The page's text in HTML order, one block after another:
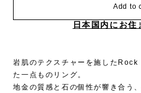
Add to
日本国内にお住
岩肌のテクスチャーを施した
た一点ものリング。
地金の質感と石の個性が響き合う